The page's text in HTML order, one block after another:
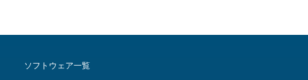
ソフトウェア一覧